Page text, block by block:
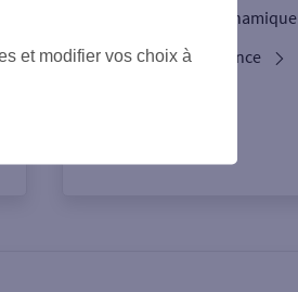
L'option Crypto Dynamique
Les services d’urgence
et modifier vos choix à